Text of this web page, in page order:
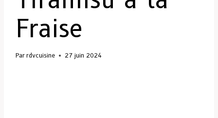
Fraise
Par rdvcuisine 27 juin 2024